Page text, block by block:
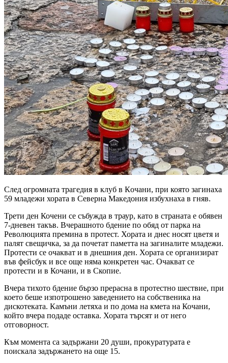
След огромната трагедия в клуб в Кoчани, при която загинаха
59 младежи хората в Северна Македония избухнаха в гняв.
Трети ден Кочени се събужда в траур, като в страната е обявен
7-дневен такъв. Вчерашното бдение по обяд от парка на
Революцията премина в протест. Хората и днес носят цветя и
палят свещичка, за да почетат паметта на загиналите младежи.
Протести се очакват и в днешния ден. Хората се организират
във фейсбук и все още няма конкретен час. Очакват се
протести и в Кочани, и в Скопие.
Вчера тихото бдение бързо прерасна в протестно шествие, при
което беше изпотрошено заведението на собственика на
дискотеката. Камъни летяха и по дома на кмета на Кочани,
който вчера подаде оставка. Хората търсят и от него
отговорност.
Към момента са задържани 20 души, прокуратурата е
поискала задържането на още 15.